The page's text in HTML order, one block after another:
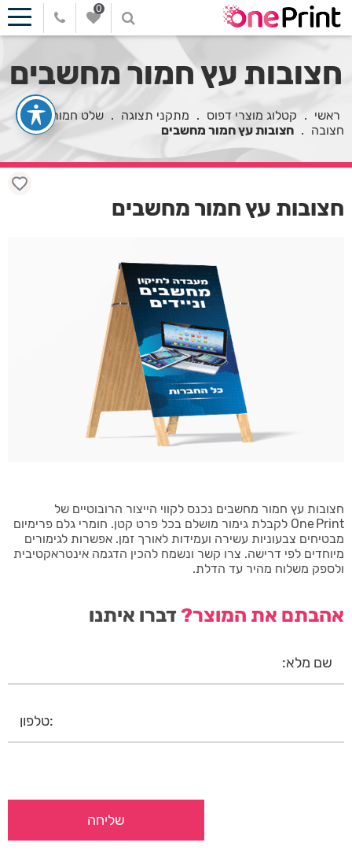
0
חצובות עץ חמור מחשבים
ראשי . קטלוג מוצרי דפוס . מתקני תצוגה . שלט חמור - שלט
חצובה . חצובות עץ חמור מחשבים
חצובות עץ חמור מחשבים נכנס לקווי הייצור הרובוטיים של
One Print לקבלת גימור מושלם בכל פרט קטן. חומרי גלם פרימיום
מבטיחים צבעוניות עשירה ועמידות לאורך זמן. אפשרות לגימורים
מיוחדים לפי דרישה. צרו קשר ונשמח להכין הדגמה אינטראקטיבית
ולספק משלוח מהיר עד הדלת.
אהבתם את המוצר?דברו איתנו
חצובות עץ חמור מחשבים